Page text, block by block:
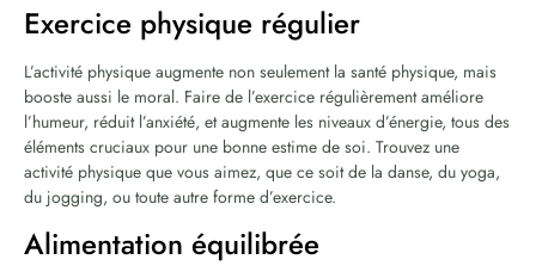
Exercice physique régulier
L’activité physique augmente non seulement la santé physique, mais
booste aussi le moral. Faire de l’exercice régulièrement améliore
l’humeur, réduit l’anxiété, et augmente les niveaux d’énergie, tous des
éléments cruciaux pour une bonne estime de soi. Trouvez une
activité physique que vous aimez, que ce soit de la danse, du yoga,
du jogging, ou toute autre forme d’exercice.
Alimentation équilibrée